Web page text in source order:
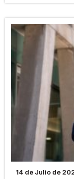
14 de Julio de